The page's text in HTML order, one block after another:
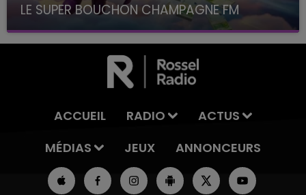
LE SUPER BOUCHON CHAMPAGNE FM
avec La Famille Champagne FM, à 8H10
ACCUEIL RADIO
ACTUS
MÉDIAS
JEUX ANNONCEURS